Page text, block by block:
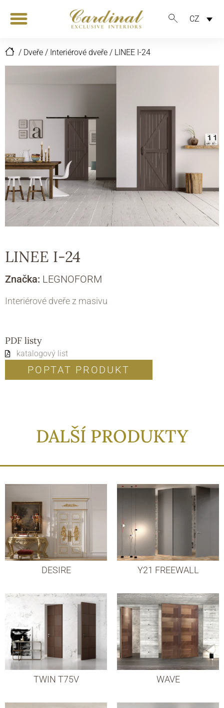
CZ
/ Dveře / Interiérové dveře / LINEE I-24
LINEE I-24
Značka: LEGNOFORM
Interiérové dveře z masivu
PDF listy
katalogový list
POPTAT PRODUKT
DALŠÍ PRODUKTY
DESIRE Y21 FREEWALL
TWIN T75V WAVE